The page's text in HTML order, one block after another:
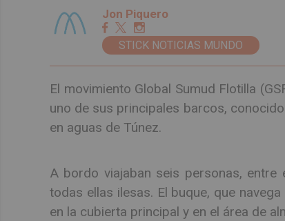
Jon Piquero
STICK NOTICIAS MUNDO
El movimiento Global Sumud Flotilla
uno de sus principales barcos,
en aguas de Túnez.
A bordo viajaban seis personas,
todas ellas ilesas. El buque, que
en la cubierta principal y en el área de